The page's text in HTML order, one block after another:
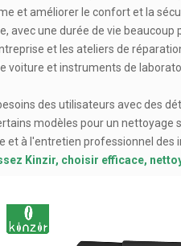
et améliorer le confort et la
une durée de vie
et les ateliers de
et instruments de
des utilisateurs avec des
modèles pour un nettoyage
à l'entretien professionnel des
Kinzir, choisir efficace,